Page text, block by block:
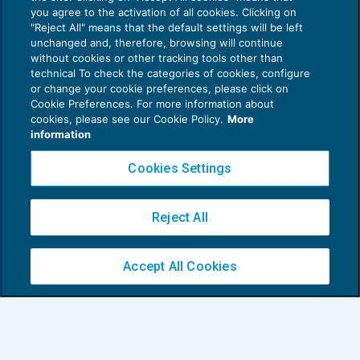
Anche l’avviso di rettifica Iva è soggetto
al termine di 60 gg. prima della notifica
ACCERTAMENTO26/03/2014
diFabrizio Dominici
1 2
Privacy Policy
Cookie Policy
you agree to the activation of all cookies. Clicking on
"Reject All" means that the default settings will be left
unchanged and, therefore, browsing will continue
without cookies or other tracking tools other than
technical To check the categories of cookies, configure
or change your cookie preferences, please click on
Cookie Preferences. For more information about
cookies, please see our Cookie Policy. More
information
Cookies Settings
Reject All
Accept All Cookies